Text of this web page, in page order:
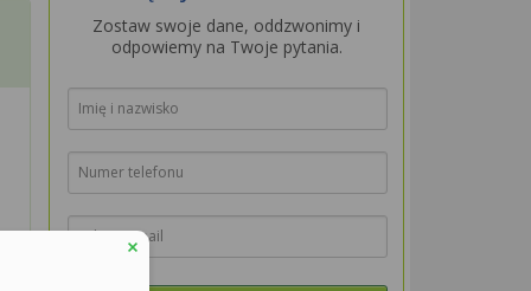
Zostaw swoje dane, oddzwonimy i
odpowiemy na Twoje pytania.